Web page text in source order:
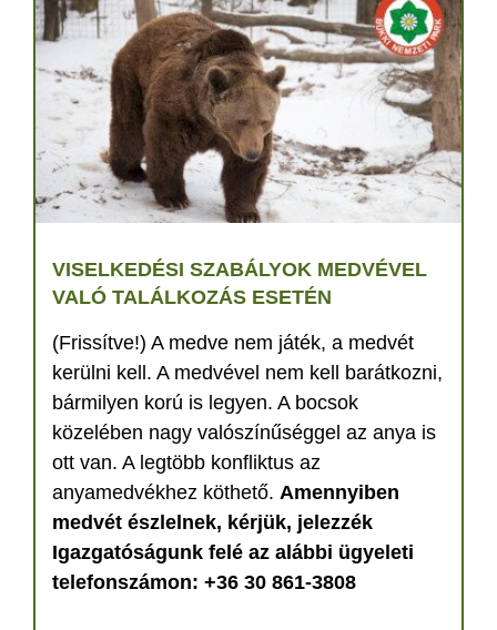
VISELKEDÉSI SZABÁLYOK MEDVÉVEL
VALÓ TALÁLKOZÁS ESETÉN
(Frissítve!) A medve nem játék, a medvét
kerülni kell. A medvével nem kell barátkozni,
bármilyen korú is legyen. A bocsok
közelében nagy valószínűséggel az anya is
ott van. A legtöbb konfliktus az
anyamedvékhez köthető. Amennyiben
medvét észlelnek, kérjük, jelezzék
Igazgatóságunk felé az alábbi ügyeleti
telefonszámon: +36 30 861-3808